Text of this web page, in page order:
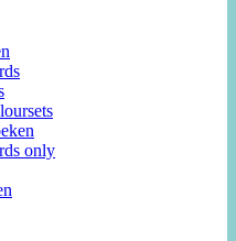
only